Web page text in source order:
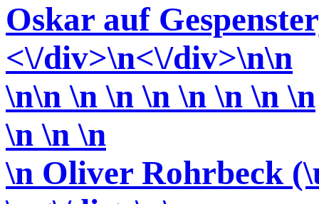
Oskar auf
<\/div>\n<\/div>\n\n
\n\n \n \n \n \n \n \n \n
\n \n\n
\n Oliver Rohrbeck